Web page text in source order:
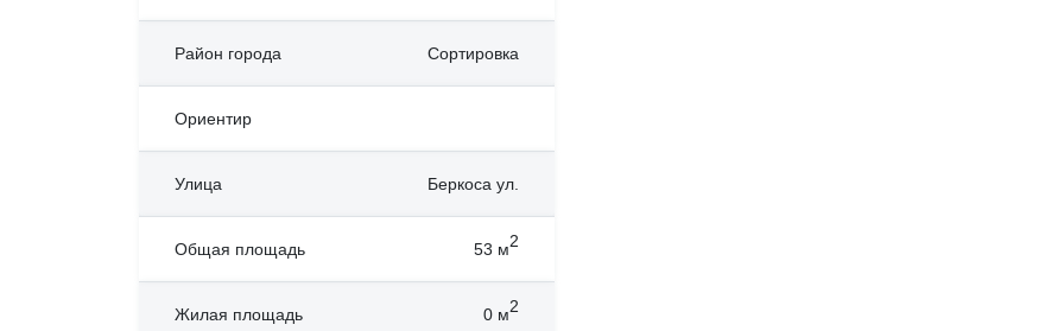
Район города Сортировка
Ориентир
Улица Беркоса ул.
Общая площадь 53 м2
Жилая площадь 0 м2